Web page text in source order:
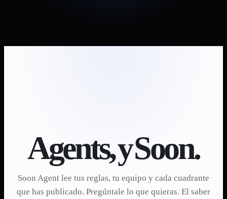
Agents,ySoon.
Soon Agent lee tus reglas, tu equipo y cada cuadrante
que has publicado. Pregúntale lo que quieras. El saber